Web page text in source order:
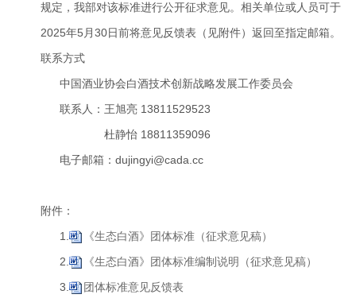
规定，我部对该标准进行公开征求意见。相关单位或人员可于
2025年5月30日前将意见反馈表（见附件）返回至指定邮箱。
联系方式
中国酒业协会白酒技术创新战略发展工作委员会
联系人：王旭亮 13811529523
杜静怡 18811359096
电子邮箱：dujingyi@cada.cc
附件：
1.
《生态白酒》团体标准（征求意见稿）
2.
《生态白酒》团体标准编制说明（征求意见稿）
3.
团体标准意见反馈表